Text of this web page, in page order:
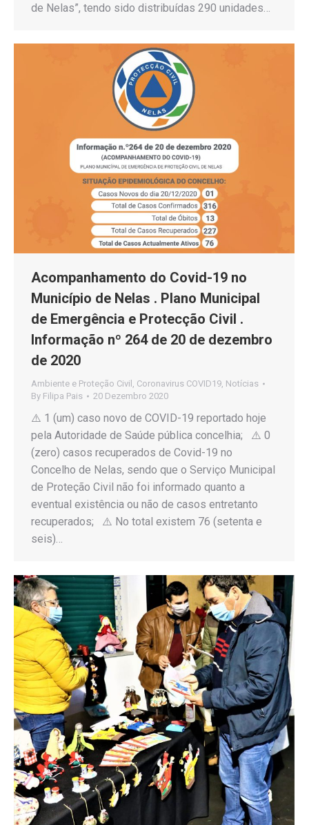
de Nelas”, tendo sido distribuídas 290 unidades…
Acompanhamento do Covid-19 no
Município de Nelas . Plano Municipal
de Emergência e Protecção Civil .
Informação nº 264 de 20 de dezembro
de 2020
Ambiente e Proteção Civil , Coronavirus COVID19, Notícias
By Filipa Pais 20 Dezembro 2020
⚠️ 1 (um) caso novo de COVID-19 reportado hoje
pela Autoridade de Saúde pública concelhia; ⚠️ 0
(zero) casos recuperados de Covid-19 no
Concelho de Nelas, sendo que o Serviço Municipal
de Proteção Civil não foi informado quanto a
eventual existência ou não de casos entretanto
recuperados; ⚠️ No total existem 76 (setenta e
seis)…